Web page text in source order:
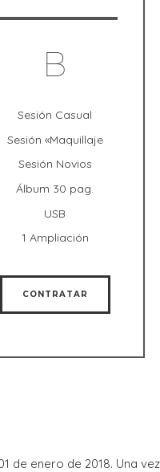
B
Sesión Casual
Sesión «Maquillaje
Sesión Novios
Álbum 30 pag.
USB
1 Ampliación
CONTRATAR
de enero de 2018. Una